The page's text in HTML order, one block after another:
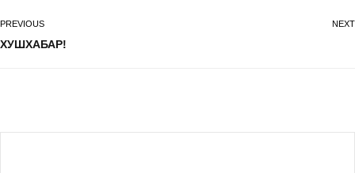
PREVIOUS
ХУШХАБАР!
NEXT